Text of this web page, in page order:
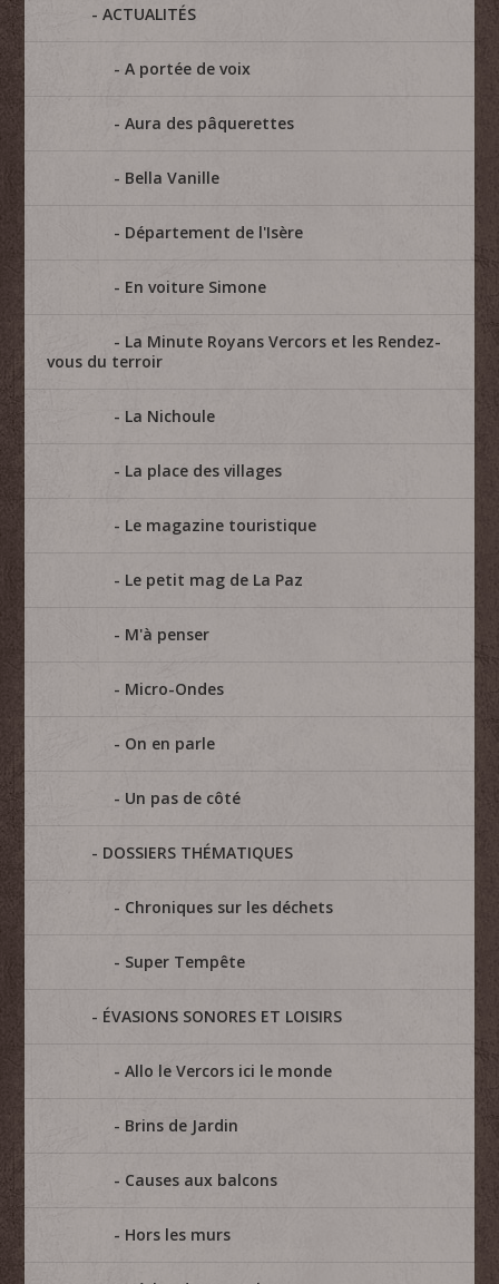
ACTUALITÉS
A portée de voix
Aura des pâquerettes
Bella Vanille
Département de l'Isère
En voiture Simone
La Minute Royans Vercors et les Rendez-
vous du terroir
La Nichoule
La place des villages
Le magazine touristique
Le petit mag de La Paz
M'à penser
Micro-Ondes
On en parle
Un pas de côté
DOSSIERS THÉMATIQUES
Chroniques sur les déchets
Super Tempête
ÉVASIONS SONORES ET LOISIRS
Allo le Vercors ici le monde
Brins de Jardin
Causes aux balcons
Hors les murs